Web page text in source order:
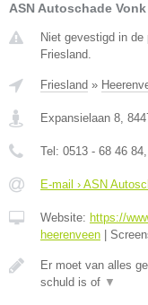
ASN Autoschade
Niet gevestigd in
Friesland.
Friesland »
Expansielaan 8,
Tel: 0513 - 68 46 84
E-mail › ASN
Website: https://
heerenveen
Er moet van alles
schuld is of ▼